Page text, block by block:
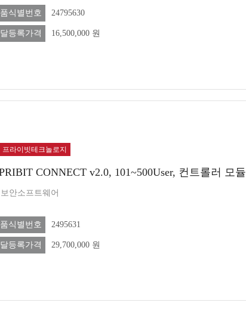
식별번호 24795630
등록가격 16,500,000 원
프라이빗테크놀로지
CONNECT v2.0, 101~500User, 컨트롤러 모듈
보안소프트웨어
식별번호 2495631
등록가격 29,700,000 원